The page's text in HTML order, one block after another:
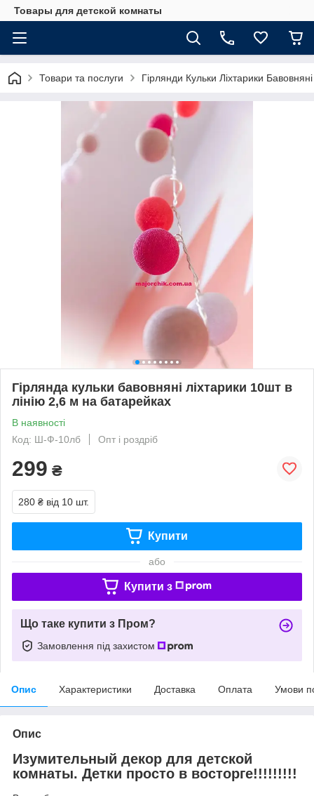
Товары для детской комнаты
Товари та послуги Гірлянди Кульки Ліхтарики Бавовняні
Гірлянда кульки бавовняні ліхтарики 10шт в
лінію 2,6 м на батарейках
В наявності
Код: Ш-Ф-10лб
Опт і роздріб
299 ₴
280 ₴ від 10 шт.
Купити
або
Купити з
Що таке купити з Пром?
Замовлення під захистом
Опис Характеристики Доставка Оплата Умови
Опис
Изумительный декор для детской
комнаты. Детки просто в восторге!!!!!!!!!